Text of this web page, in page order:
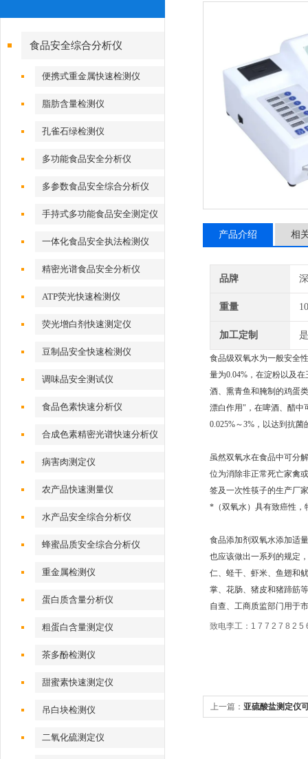
食品安全综合分析仪
便携式重金属快速检测仪
脂肪含量检测仪
孔雀石绿检测仪
多功能食品安全分析仪
多参数食品安全综合分析仪
手持式多功能食品安全测定仪
一体化食品安全执法检测仪
精密光谱食品安全分析仪
ATP荧光快速检测仪
荧光增白剂快速测定仪
豆制品安全快速检测仪
调味品安全测试仪
食品色素快速分析仪
合成色素精密光谱快速分析仪
病害肉测定仪
农产品快速测量仪
水产品安全综合分析仪
蜂蜜品质安全综合分析仪
重金属检测仪
蛋白质含量分析仪
粗蛋白含量测定仪
茶多酚检测仪
甜蜜素快速测定仪
吊白块检测仪
二氧化硫测定仪
产品介绍 相
品牌
重量
加工定制 是
食品级双氧水为一般安全
量为0.04%，在淀粉以及
酒、熏青鱼和腌制的鸡蛋
漂白作用"，在啤酒、醋中
0.025%～3%，以达到抗菌
虽然双氧水在食品中可分
位为消除非正常死亡家禽
签及一次性筷子的生产厂
*（双氧水）具有致癌性，
食品添加剂双氧水添加适
也应该做出一系列的规定
仁、蛏干、虾米、鱼翅和
掌、花肠、猪皮和猪蹄筋
自查、工商质监部门用于
致电李工：1 7 7 2 7 8 2 5
上一篇： 亚硫酸盐测定仪